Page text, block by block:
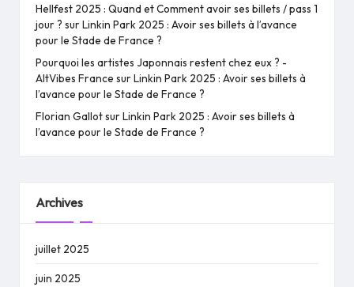
Hellfest 2025 : Quand et Comment avoir ses billets / pass 1
jour ? surLinkin Park 2025 : Avoir ses billets à l’avance
pour le Stade de France ?
Pourquoi les artistes Japonnais restent chez eux ? -
AltVibes France surLinkin Park 2025 : Avoir ses billets à
l’avance pour le Stade de France ?
Florian GallotsurLinkin Park 2025 : Avoir ses billets à
l’avance pour le Stade de France ?
Archives
juillet 2025
juin 2025